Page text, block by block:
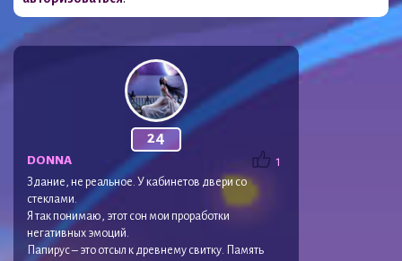
24
1
DONNA
Здание, не реальное. У кабинетов двери со
стеклами.
Я так понимаю, этот сон мои проработки
негативных эмоций.
Папирус – это отсыл к древнему свитку. Память